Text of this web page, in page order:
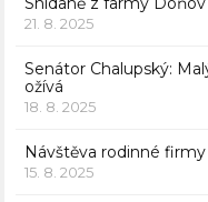
21. 8. 2025
Senátor Chalupský:
ožívá
18. 8. 2025
Návštěva rodinné
15. 8. 2025